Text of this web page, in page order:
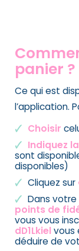
panier ?
Ce qui est
l’application.
Choisir
Indiquez
sont
disponibles)
Cliquez sur
Dans votre
points de
vous vous
dD1Lkiel vous
déduire de